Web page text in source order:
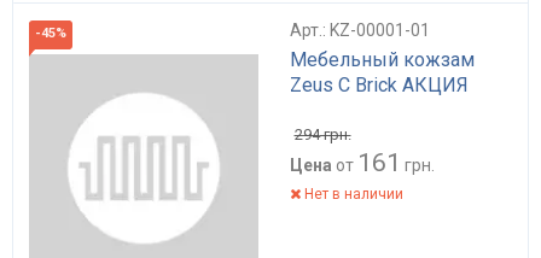
-45% Арт.: KZ-00001-01
Мебельный кожзам
Zeus C Brick АКЦИЯ
294грн.
Цена от 161 грн.
Нет в наличии